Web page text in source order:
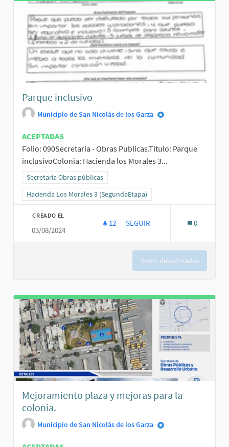
Parque inclusivo
Municipio de San Nicolás de los Garza
ACEPTADAS
Folio: 090Secretaria - Obras Publicas.Título: Parque
inclusivoColonia: Hacienda los Morales 3...
Resultados al filtrar por la categoría: Secretaría Obras públicas
Secretaría Obras públicas
Resultados al filtrar por el ámbito: Hacienda Los Morales 3
Hacienda Los Morales 3 (SegundaEtapa)
CREADO EL
03/08/2024
12 12 SEGUIDORAS
SEGUIR 0
Votos desactivados
Mejoramiento plaza y mejoras para la
colonia.
Municipio de San Nicolás de los Garza